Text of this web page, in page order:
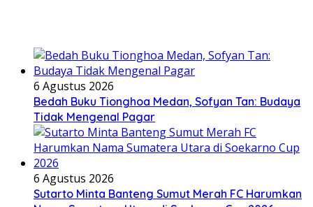
6 Agustus 2026
Bedah Buku Tionghoa Medan, Sofyan Tan: Budaya
Tidak Mengenal Pagar
6 Agustus 2026
Sutarto Minta Banteng Sumut Merah FC Harumkan